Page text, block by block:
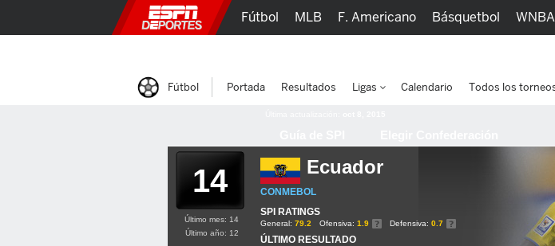
14 Ecuador
CONMEBOL
SPI RATINGS
General: 79.2 Ofensiva: 1.9 Defensiva: 0.7
ÚLTIMO RESULTADO
Último mes: 14
Último año: 12
Fútbol MLB F. Americano Básquetbol WNBA
Fútbol Portada Resultados Ligas Calendario Todos los